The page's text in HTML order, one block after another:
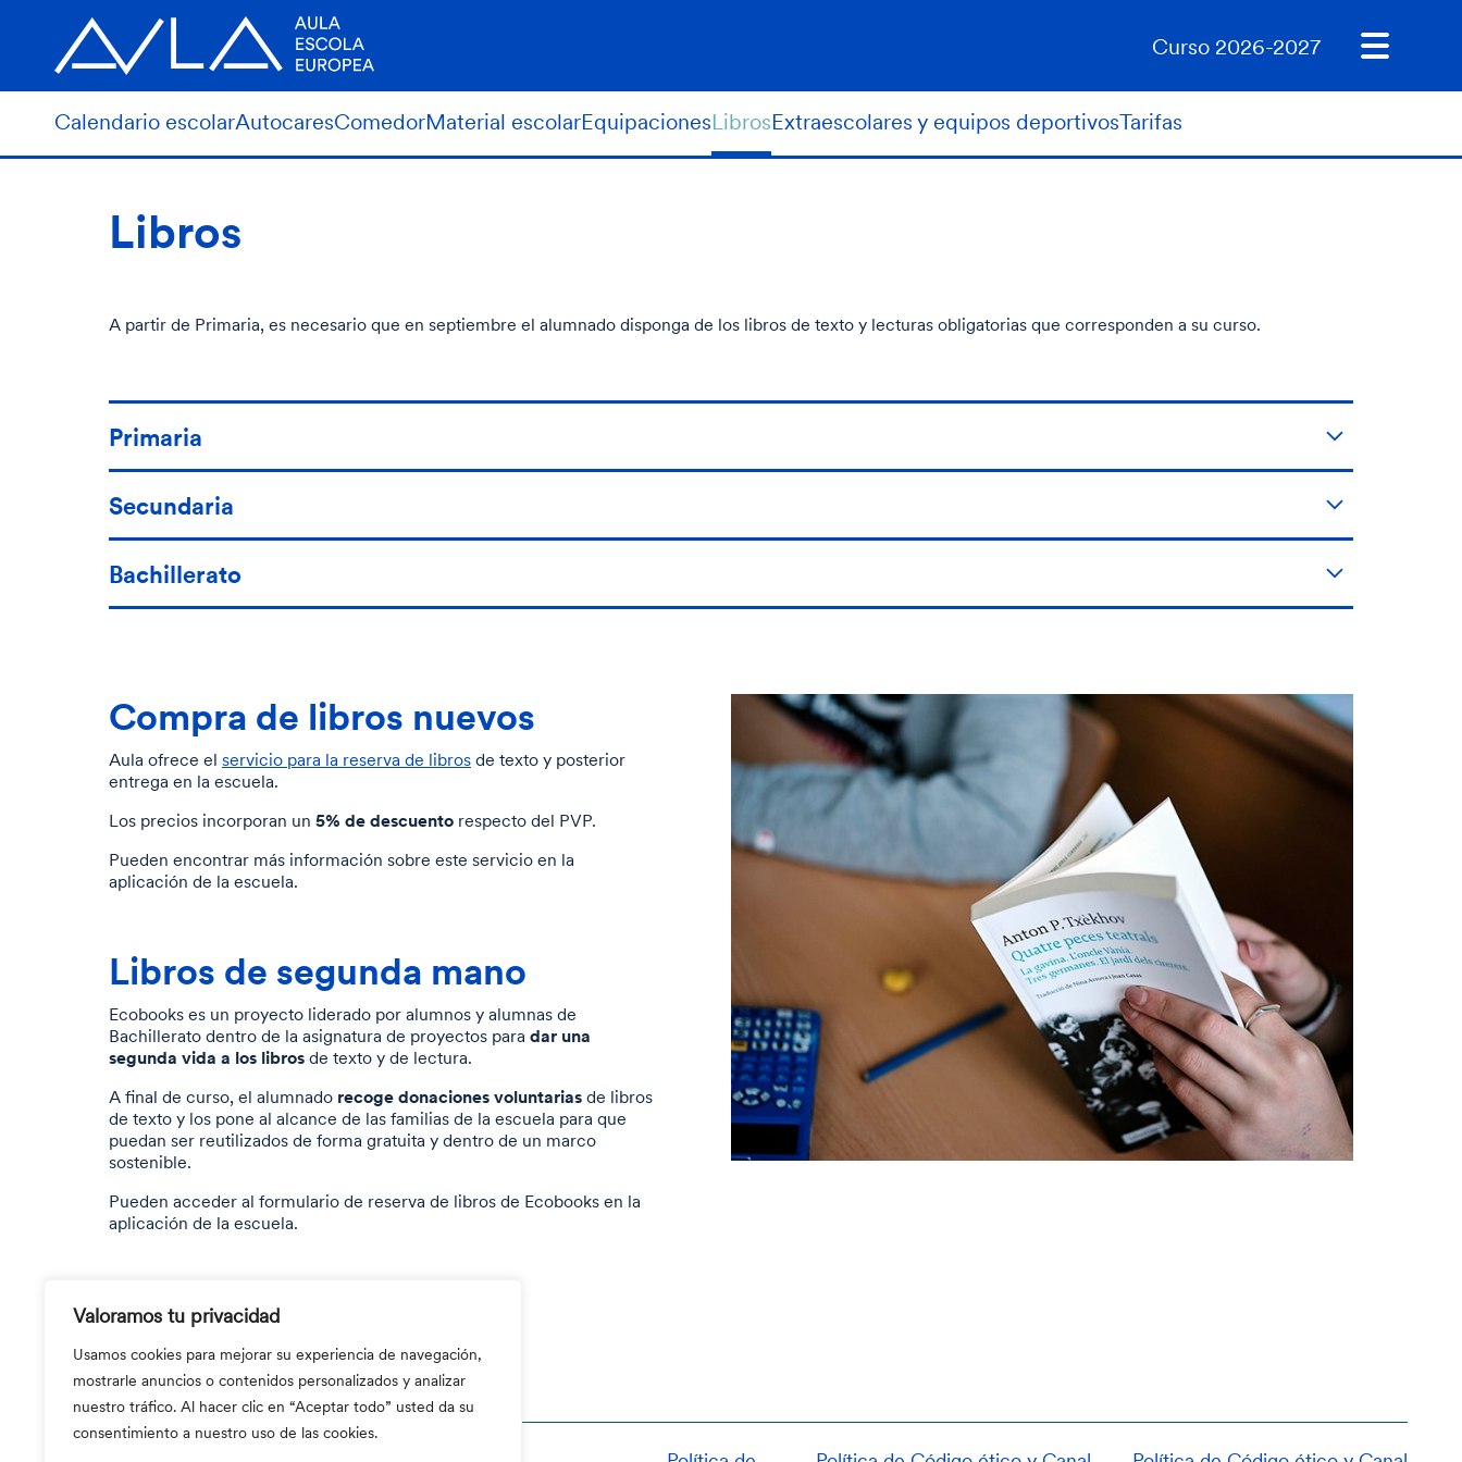
Valoramos tu privacidad
Usamos cookies para mejorar su experiencia de navegación,
mostrarle anuncios o contenidos personalizados y analizar
nuestro tráfico. Al hacer clic en “Aceptar todo” usted da su
consentimiento a nuestro uso de las cookies.
Curso 2026-2027
Calendario escolarAutocaresComedorMaterial escolarEquipacionesLibrosExtraescolares y equipos deportivosTarifas
Libros
A partir de Primaria, es necesario que en septiembre el alumnado disponga de los libros de texto y lecturas obligatorias que corresponden a su curso.
Primaria
Secundaria
Bachillerato
Compra de libros nuevos
Aula ofrece el servicio para la reserva de libros de texto y posterior
entrega en la escuela.
Los precios incorporan un 5% de descuento respecto del PVP.
Pueden encontrar más información sobre este servicio en la
aplicación de la escuela.
Libros de segunda mano
Ecobooks es un proyecto liderado por alumnos y alumnas de
Bachillerato dentro de la asignatura de proyectos para dar una
segunda vida a los libros de texto y de lectura.
A final de curso, el alumnado recoge donaciones voluntarias de libros
de texto y los pone al alcance de las familias de la escuela para que
puedan ser reutilizados de forma gratuita y dentro de un marco
sostenible.
Pueden acceder al formulario de reserva de libros de Ecobooks en la
aplicación de la escuela.